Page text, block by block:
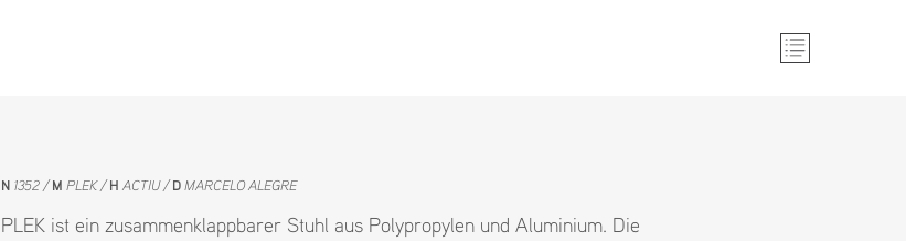
N 1352 M PLEK H ACTIU DMARCELO ALEGRE
PLEK ist ein zusammenklappbarer Stuhl aus Polypropylen und Aluminium. Die